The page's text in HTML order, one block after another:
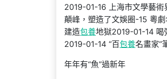
2019-01-16 上海市文學藝
顛峰，塑造了文娛圈-15 粵
建造包養地獄2019-01-14 喝
2019-01-14 “百包養名畫家”
年年有“魚”過新年